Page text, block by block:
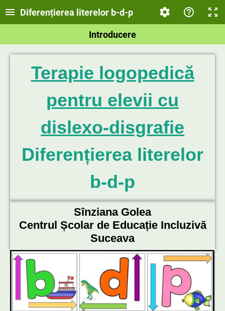
Diferențierea literelor b-d-p
Introducere
Terapie logopedică
pentru elevii cu
dislexo-disgrafie
Diferențierea literelor
b-d-p
Sînziana Golea
Centrul Școlar de Educație Incluzivă
Suceava